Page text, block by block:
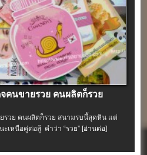
คนขายรวย คนผลิตก็รวย
รวย คนผลิตก็รวย สนามรบนี้สุดหิน แต่
เหนือคู่ต่อสู้ คำว่า “รวย”[อ่านต่อ]